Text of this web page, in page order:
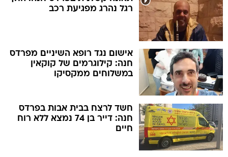
רגל נהרג מפגיעת רכב
אישום נגד רופא השיניים מפרדס
חנה: קילוגרמים של קוקאין
במשלוחים ממקסיקו
חשד לרצח בבית אבות בפרדס
חנה: דייר בן 74 נמצא ללא רוח
חיים